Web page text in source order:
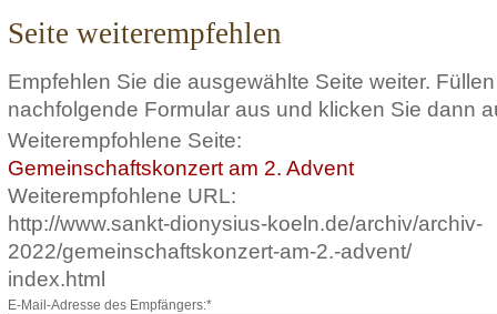
Seite weiterempfehlen
Empfehlen Sie die ausgewählte Seite weiter.
nachfolgende Formular aus und klicken Sie dann
Weiterempfohlene Seite:
Gemeinschaftskonzert am 2. Advent
Weiterempfohlene URL:
http://www.sankt-dionysius-koeln.de/archiv/archiv-
2022/gemeinschaftskonzert-am-2.-advent/
index.html
E-Mail-Adresse des Empfängers:*